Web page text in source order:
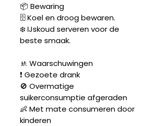
📦 Bewaring
🗄️ Koel en droog bewaren.
❄️ IJskoud serveren voor de
beste smaak.
🚸 Waarschuwingen
❗ Gezoete drank
🚫 Overmatige
suikerconsumptie afgeraden
👶 Met mate consumeren door
kinderen